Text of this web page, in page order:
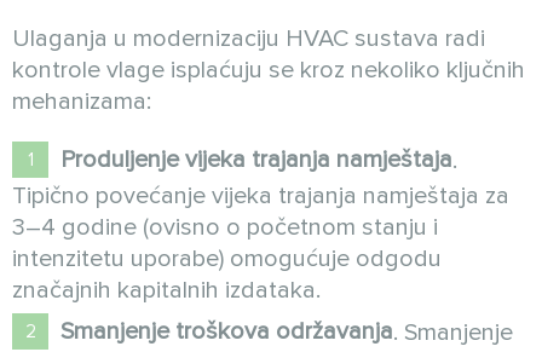
Ulaganja u modernizaciju HVAC sustava radi
kontrole vlage isplaćuju se kroz nekoliko ključnih
mehanizama:
Produljenje vijeka trajanja namještaja.
Tipično povećanje vijeka trajanja namještaja za
3–4 godine (ovisno o početnom stanju i
intenzitetu uporabe) omogućuje odgodu
značajnih kapitalnih izdataka.
Smanjenje troškova održavanja. Smanjenje